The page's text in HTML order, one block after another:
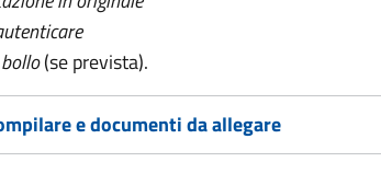
(se prevista).
e documenti da allegare